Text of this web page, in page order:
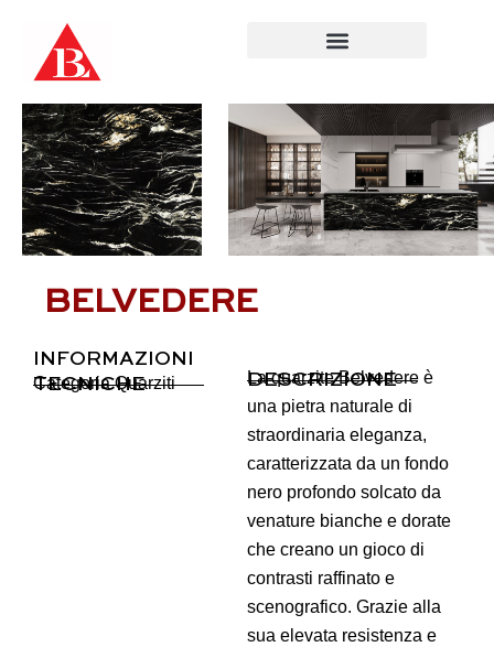
contenuto
BELVEDERE
INFORMAZIONI
TECNICHE
Categoria Quarziti DESCRIZIONE
La quarzite Belvedere è
una pietra naturale di
straordinaria eleganza,
caratterizzata da un fondo
nero profondo solcato da
venature bianche e dorate
che creano un gioco di
contrasti raffinato e
scenografico. Grazie alla
sua elevata resistenza e